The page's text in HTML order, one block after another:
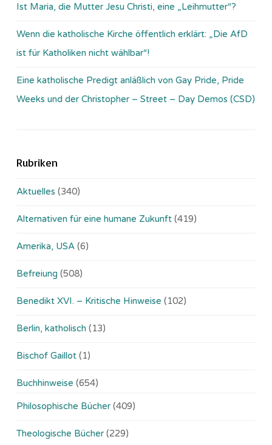
Ist Maria, die Mutter Jesu Christi, eine „Leihmutter“?
Wenn die katholische Kirche öffentlich erklärt: „Die AfD
ist für Katholiken nicht wählbar“!
Eine katholische Predigt anläßlich von Gay Pride, Pride
Weeks und der Christopher – Street – Day Demos (CSD)
Rubriken
Aktuelles (340)
Alternativen für eine humane Zukunft (419)
Amerika, USA (6)
Befreiung (508)
Benedikt XVI. – Kritische Hinweise (102)
Berlin, katholisch (13)
Bischof Gaillot (1)
Buchhinweise (654)
Philosophische Bücher (409)
Theologische Bücher (229)